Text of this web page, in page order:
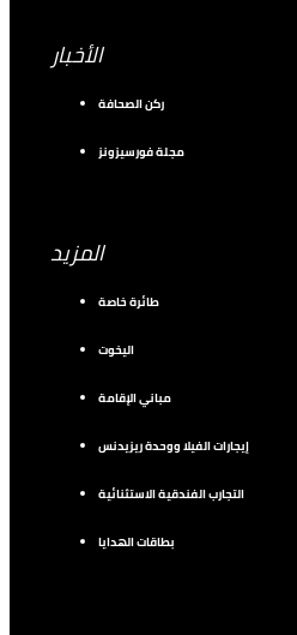
الأخبار
ركن الصحافة
مجلة فورسيزونز
المزيد
طائرة خاصة
اليخوت
مباني الإقامة
إيجارات الفيلا ووحدة ريزيدنس
التجارب الفندقية الاستثنائية
بطاقات الهدايا